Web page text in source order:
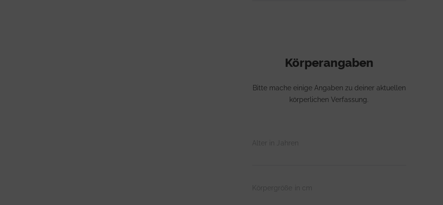
Körperangaben
Bitte mache einige Angaben zu deiner aktuellen
körperlichen Verfassung.
Alter in Jahren
Körpergröße in cm